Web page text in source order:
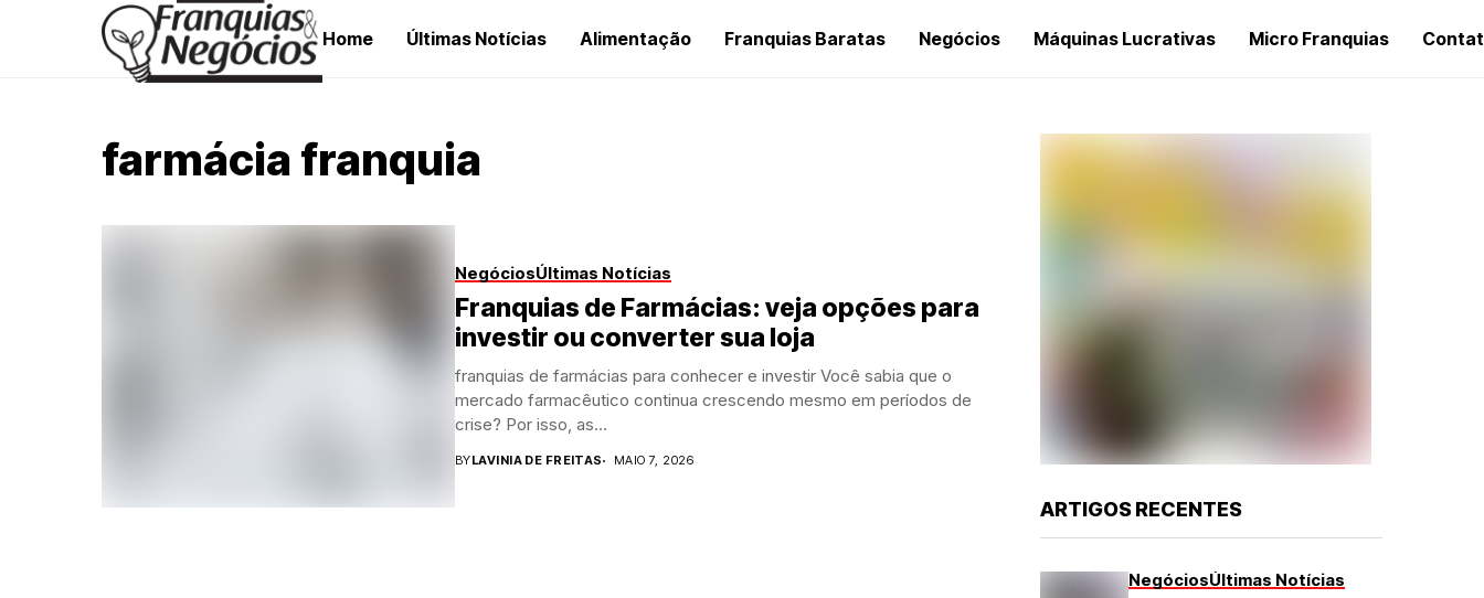
Home Últimas Notícias Alimentação Franquias Baratas Negócios Máquinas Lucrativas Micro Franquias
farmácia franquia
NegóciosÚltimas Notícias
Franquias de Farmácias: veja opções para
investir ou converter sua loja
franquias de farmácias para conhecer e investir Você sabia que o
mercado farmacêutico continua crescendo mesmo em períodos de
crise? Por isso, as...
BYLAVINIA DE FREITAS MAIO 7, 2026
ARTIGOS RECENTES
NegóciosÚltimas Notícias